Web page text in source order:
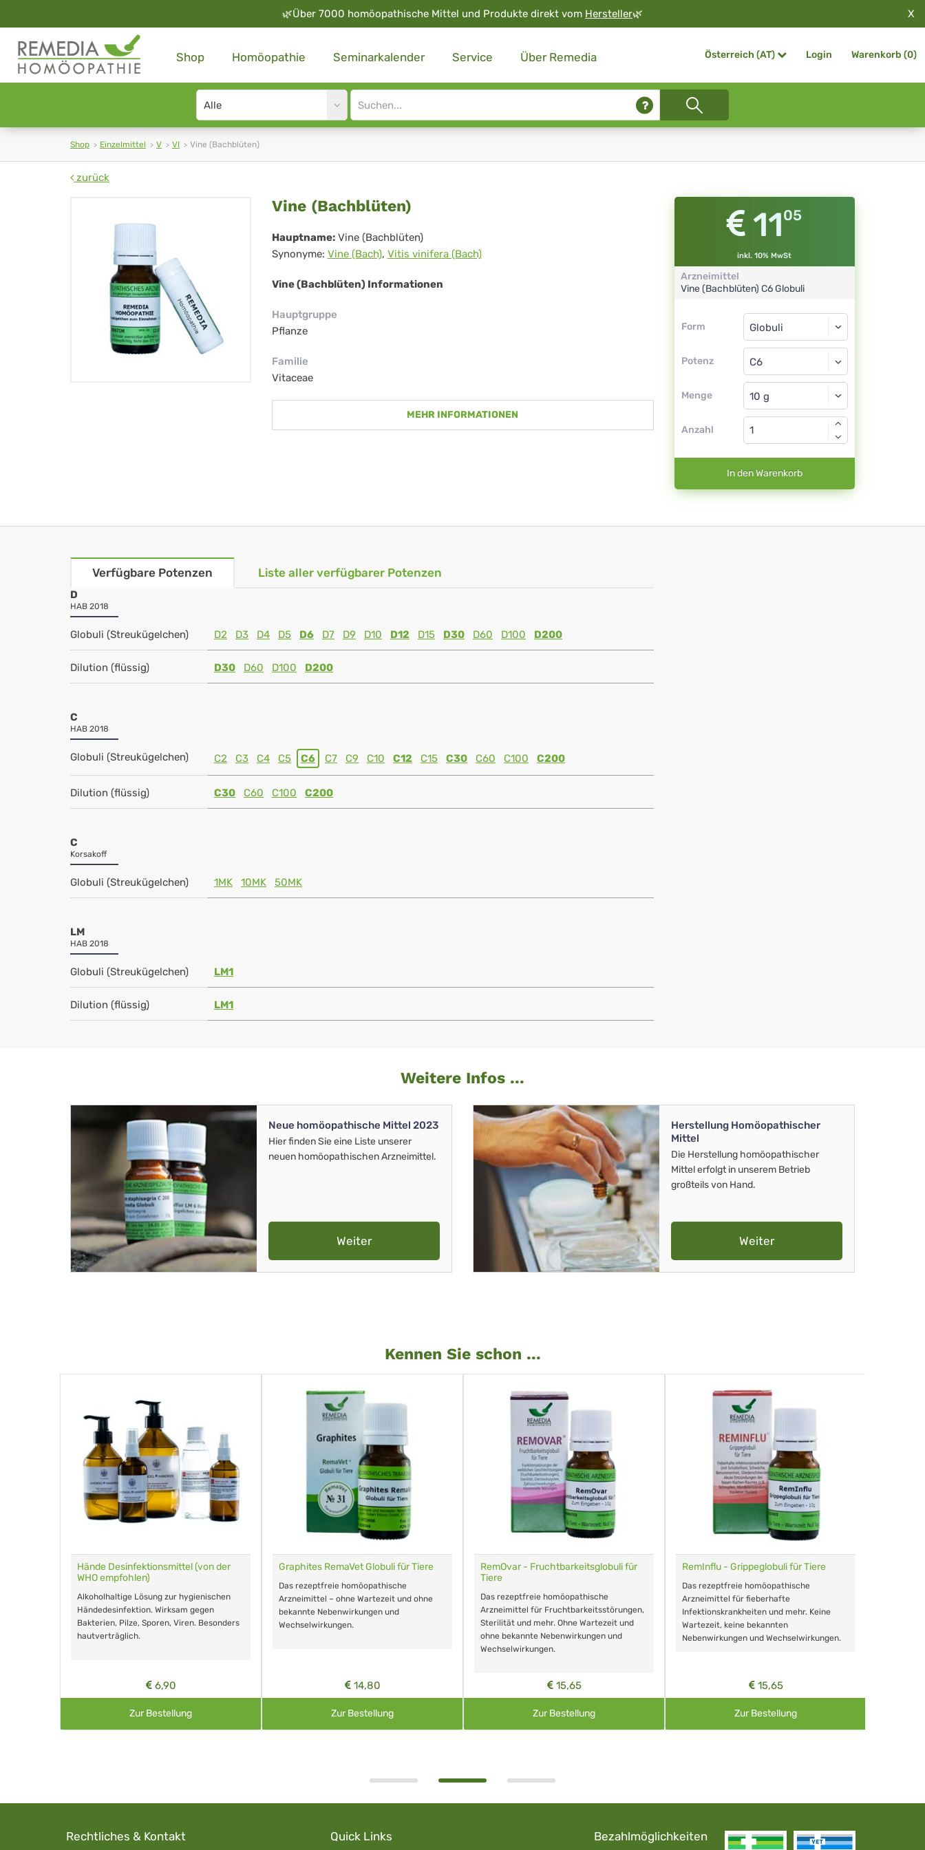
🌿Über 7000 homöopathische Mittel und Produkte direkt vom Hersteller🌿 X
Shop Homöopathie Seminarkalender Service Über Remedia Österreich (AT) Login Warenkorb (0)
Search
type
Site
search
Shop Einzelmittel V VI Vine (Bachblüten)
zurück
Vine
(Bachblüten)
Vine (Bachblüten)
Hauptname: Vine (Bachblüten)
Synonyme: Vine (Bach), Vitis vinifera (Bach)
Vine (Bachblüten) Informationen
Hauptgruppe
Pflanze
Familie
Vitaceae
MEHR INFORMATIONEN
1105
inkl. 10% MwSt
Arzneimittel
Vine (Bachblüten) C6 Globuli
Form
Form
Potenz
Globuli
C6
Menge
Globuli
Anzahl
In den Warenkorb
Verfügbare Potenzen Liste aller verfügbarer Potenzen
D
HAB 2018
Globuli (Streukügelchen) D2 D3 D4 D5 D6 D7 D9 D10 D12 D15 D30 D60 D100 D200
Dilution (flüssig) D30 D60 D100 D200
C
HAB 2018
Globuli (Streukügelchen) C2 C3 C4 C5 C6 C7 C9 C10 C12 C15 C30 C60 C100 C200
Dilution (flüssig) C30 C60 C100 C200
C
Korsakoff
Globuli (Streukügelchen) 1MK 10MK 50MK
LM
HAB 2018
Globuli (Streukügelchen) LM1
Dilution (flüssig) LM1
Weitere Infos ...
Neue homöopathische Mittel 2023
Hier finden Sie eine Liste unserer
neuen homöopathischen Arzneimittel.
Weiter
Herstellung Homöopathischer
Mittel
Die Herstellung homöopathischer
Mittel erfolgt in unserem Betrieb
großteils von Hand.
Weiter
Kennen Sie schon ...
Hände Desinfektionsmittel (von der
WHO empfohlen)
Alkoholhaltige Lösung zur hygienischen
Händedesinfektion. Wirksam gegen
Bakterien, Pilze, Sporen, Viren. Besonders
hautverträglich.
6,90
Zur Bestellung
Graphites RemaVet Globuli für Tiere
Das rezeptfreie homöopathische
Arzneimittel – ohne Wartezeit und ohne
bekannte Nebenwirkungen und
Wechselwirkungen.
14,80
Zur Bestellung
RemOvar - Fruchtbarkeitsglobuli für
Tiere
Das rezeptfreie homöopathische
Arzneimittel für Fruchtbarkeitsstörungen,
Sterilität und mehr. Ohne Wartezeit und
ohne bekannte Nebenwirkungen und
Wechselwirkungen.
15,65
Zur Bestellung
RemInflu - Grippeglobuli für Tiere
Das rezeptfreie homöopathische
Arzneimittel für fieberhafte
Infektionskrankheiten und mehr. Keine
Wartezeit, keine bekannten
Nebenwirkungen und Wechselwirkungen.
15,65
Zur Bestellung
Rechtliches & Kontakt Quick Links Bezahlmöglichkeiten